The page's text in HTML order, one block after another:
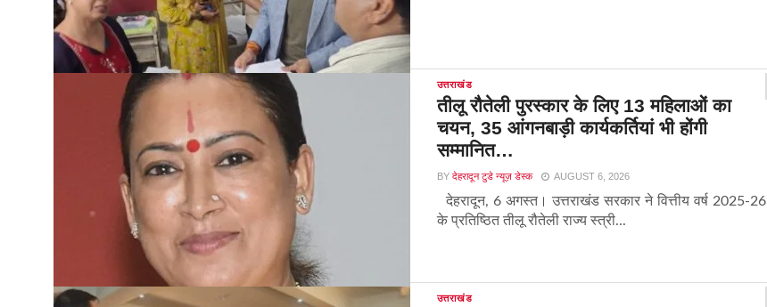
उत्तराखंड
तीलू रौतेली पुरस्कार के लिए 13 महिलाओं का
चयन, 35 आंगनबाड़ी कार्यकर्तियां भी होंगी
सम्मानित…
BY देहरादून टुडे न्यूज़ डेस्क AUGUST 6, 2026
देहरादून, 6 अगस्त। उत्तराखंड सरकार ने वित्तीय वर्ष 2025-26
के प्रतिष्ठित तीलू रौतेली राज्य स्त्री...
उत्तराखंड